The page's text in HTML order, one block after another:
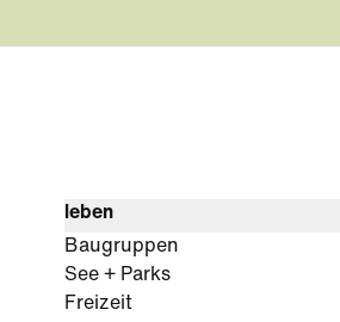
leben
Baugruppen
See + Parks
Freizeit